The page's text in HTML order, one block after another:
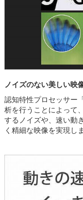
ノイズのない美しい映
認知特性プロセッサー
析を行うことによって
するノイズや、速い動
く精細な映像を実現し